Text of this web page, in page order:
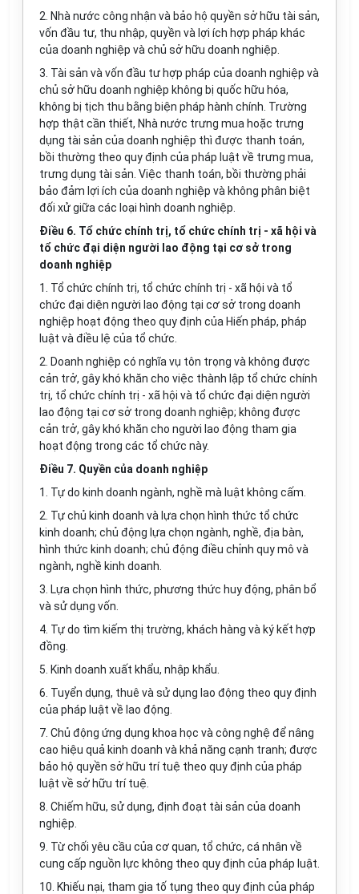
2. Nhà nước công nhận và bảo hộ quyền sở hữu tài sản,
vốn đầu tư, thu nhập, quyền và lợi ích hợp pháp khác
của doanh nghiệp và chủ sở hữu doanh nghiệp.
3. Tài sản và vốn đầu tư hợp pháp của doanh nghiệp và
chủ sở hữu doanh nghiệp không bị quốc hữu hóa,
không bị tịch thu bằng biện pháp hành chính. Trường
hợp thật cần thiết, Nhà nước trưng mua hoặc trưng
dụng tài sản của doanh nghiệp thì được thanh toán,
bồi thường theo quy định của pháp luật về trưng mua,
trưng dụng tài sản. Việc thanh toán, bồi thường phải
bảo đảm lợi ích của doanh nghiệp và không phân biệt
đối xử giữa các loại hình doanh nghiệp.
Điều 6. Tổ chức chính trị, tổ chức chính trị - xã hội và
tổ chức đại diện người lao động tại cơ sở trong
doanh nghiệp
1. Tổ chức chính trị, tổ chức chính trị - xã hội và tổ
chức đại diện người lao động tại cơ sở trong doanh
nghiệp hoạt động theo quy định của Hiến pháp, pháp
luật và điều lệ của tổ chức.
2. Doanh nghiệp có nghĩa vụ tôn trọng và không được
cản trở, gây khó khăn cho việc thành lập tổ chức chính
trị, tổ chức chính trị - xã hội và tổ chức đại diện người
lao động tại cơ sở trong doanh nghiệp; không được
cản trở, gây khó khăn cho người lao động tham gia
hoạt động trong các tổ chức này.
Điều 7. Quyền của doanh nghiệp
1. Tự do kinh doanh ngành, nghề mà luật không cấm.
2. Tự chủ kinh doanh và lựa chọn hình thức tổ chức
kinh doanh; chủ động lựa chọn ngành, nghề, địa bàn,
hình thức kinh doanh; chủ động điều chỉnh quy mô và
ngành, nghề kinh doanh.
3. Lựa chọn hình thức, phương thức huy động, phân bổ
và sử dụng vốn.
4. Tự do tìm kiếm thị trường, khách hàng và ký kết hợp
đồng.
5. Kinh doanh xuất khẩu, nhập khẩu.
6. Tuyển dụng, thuê và sử dụng lao động theo quy định
của pháp luật về lao động.
7. Chủ động ứng dụng khoa học và công nghệ để nâng
cao hiệu quả kinh doanh và khả năng cạnh tranh; được
bảo hộ quyền sở hữu trí tuệ theo quy định của pháp
luật về sở hữu trí tuệ.
8. Chiếm hữu, sử dụng, định đoạt tài sản của doanh
nghiệp.
9. Từ chối yêu cầu của cơ quan, tổ chức, cá nhân về
cung cấp nguồn lực không theo quy định của pháp luật.
10. Khiếu nại, tham gia tố tụng theo quy định của pháp